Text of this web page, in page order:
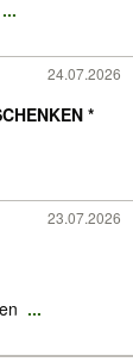
...
24.07.2026
*
23.07.2026
...